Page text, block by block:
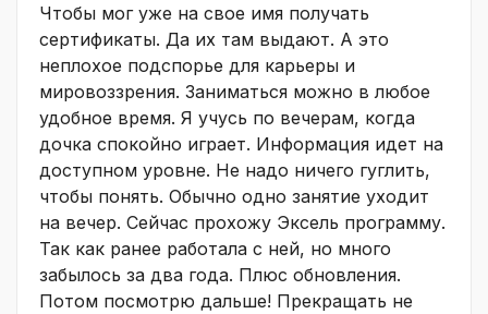
Чтобы мог уже на свое имя получать
сертификаты. Да их там выдают. А это
неплохое подспорье для карьеры и
мировоззрения. Заниматься можно в любое
удобное время. Я учусь по вечерам, когда
дочка спокойно играет. Информация идет на
доступном уровне. Не надо ничего гуглить,
чтобы понять. Обычно одно занятие уходит
на вечер. Сейчас прохожу Эксель программу.
Так как ранее работала с ней, но много
забылось за два года. Плюс обновления.
Потом посмотрю дальше! Прекращать не